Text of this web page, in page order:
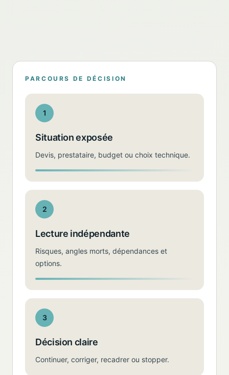
PARCOURS DE DÉCISION
1
Situation exposée
Devis, prestataire, budget ou choix technique.
2
Lecture indépendante
Risques, angles morts, dépendances et
options.
3
Décision claire
Continuer, corriger, recadrer ou stopper.